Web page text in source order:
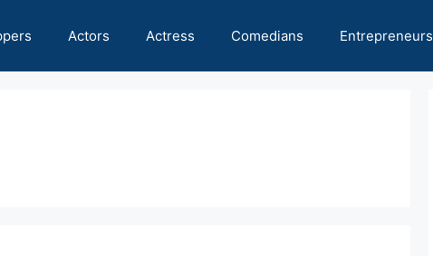
Actors Actress Comedians Entrepreneurs